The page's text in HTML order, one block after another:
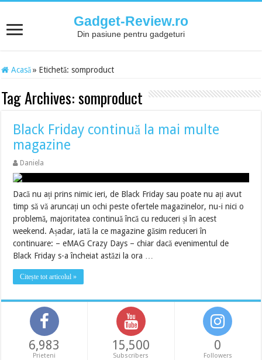
Gadget-Review.ro
Din pasiune pentru gadgeturi
Acasă » Etichetă:somproduct
Tag Archives:somproduct
Black Friday continuă la mai multe
magazine
Daniela
Dacă nu ați prins nimic ieri, de Black Friday sau poate nu ați avut
timp să vă aruncați un ochi peste ofertele magazinelor, nu-i nici o
problemă, majoritatea continuă încă cu reduceri și în acest
weekend. Așadar, iată la ce magazine găsim reduceri în
continuare: – eMAG Crazy Days – chiar dacă evenimentul de
Black Friday s-a încheiat astăzi la ora …
Citește tot articolul »
6,983
Prieteni
15,500
Subscribers
0
Followers